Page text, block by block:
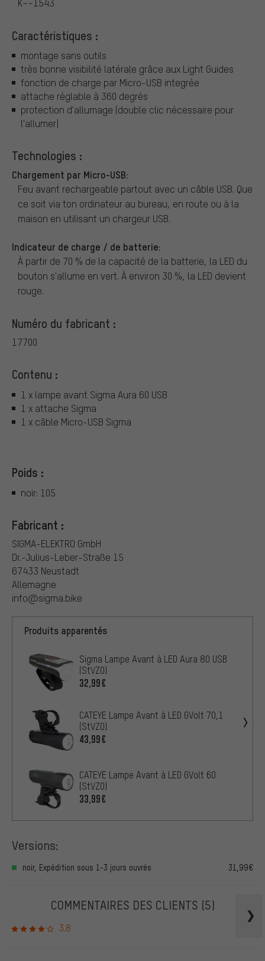
Caractéristiques :
montage sans outils
très bonne visibilité latérale grâce aux Light Guides
fonction de charge par Micro-USB integrée
attache réglable à 360 degrés
protection d'allumage (double clic nécessaire pour
l'allumer)
Technologies :
Chargement par Micro-USB:
Feu avant rechargeable partout avec un câble USB. Que
ce soit via ton ordinateur au bureau, en route ou à la
maison en utilisant un chargeur USB.
Indicateur de charge / de batterie:
À partir de 70 % de la capacité de la batterie, la LED du
bouton s'allume en vert. À environ 30 %, la LED devient
rouge.
Numéro du fabricant :
17700
Contenu :
1 x lampe avant Sigma Aura 60 USB
1 x attache Sigma
1 x câble Micro-USB Sigma
Poids :
noir: 105
Fabricant :
SIGMA-ELEKTRO GmbH
Dr.-Julius-Leber-Straße 15
67433 Neustadt
Allemagne
info@sigma.bike
Produits apparentés
Sigma Lampe Avant à LED Aura 80 USB
(StVZO)
32,99€
CATEYE Lampe Avant à LED GVolt 70,1
(StVZO)
43,99€
CATEYE Lampe Avant à LED GVolt 60
(StVZO)
33,99€
Versions:
noir, Expédition sous 1-3 jours ouvrés 31,99€
COMMENTAIRES DES CLIENTS (5)
3.8